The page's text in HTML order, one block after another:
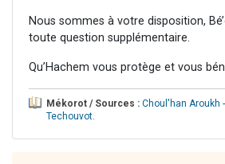
Nous sommes à votre disposition,
toute question supplémentaire.
Qu’Hachem vous protège et vous
Mékorot / Sources : Choul'han Aroukh
Techouvot.